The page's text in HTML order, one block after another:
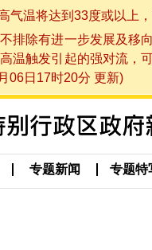
气温将达到33度或以上
排除有进一步发展及
温触发引起的强对流，
06日17时20分 更新)
专题新闻 专题特